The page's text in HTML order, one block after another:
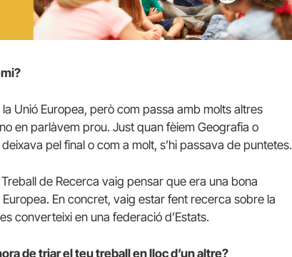
Unió Europea, però com passa amb molts altres
en parlàvem prou. Just quan fèiem Geografia o
pel final o com a molt, s’hi passava de puntetes.
de Recerca vaig pensar que era una bona
En concret, vaig estar fent recerca sobre la
converteixi en una federació d’Estats.
de triar el teu treball en lloc d’un altre?